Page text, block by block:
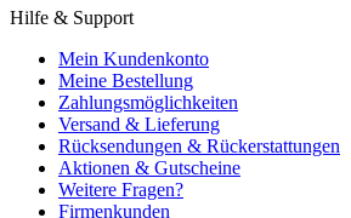
Hilfe & Support
Mein Kundenkonto
Meine Bestellung
Zahlungsmöglichkeiten
Versand & Lieferung
Rücksendungen & Rückerstattungen
Aktionen & Gutscheine
Weitere Fragen?
Firmenkunden